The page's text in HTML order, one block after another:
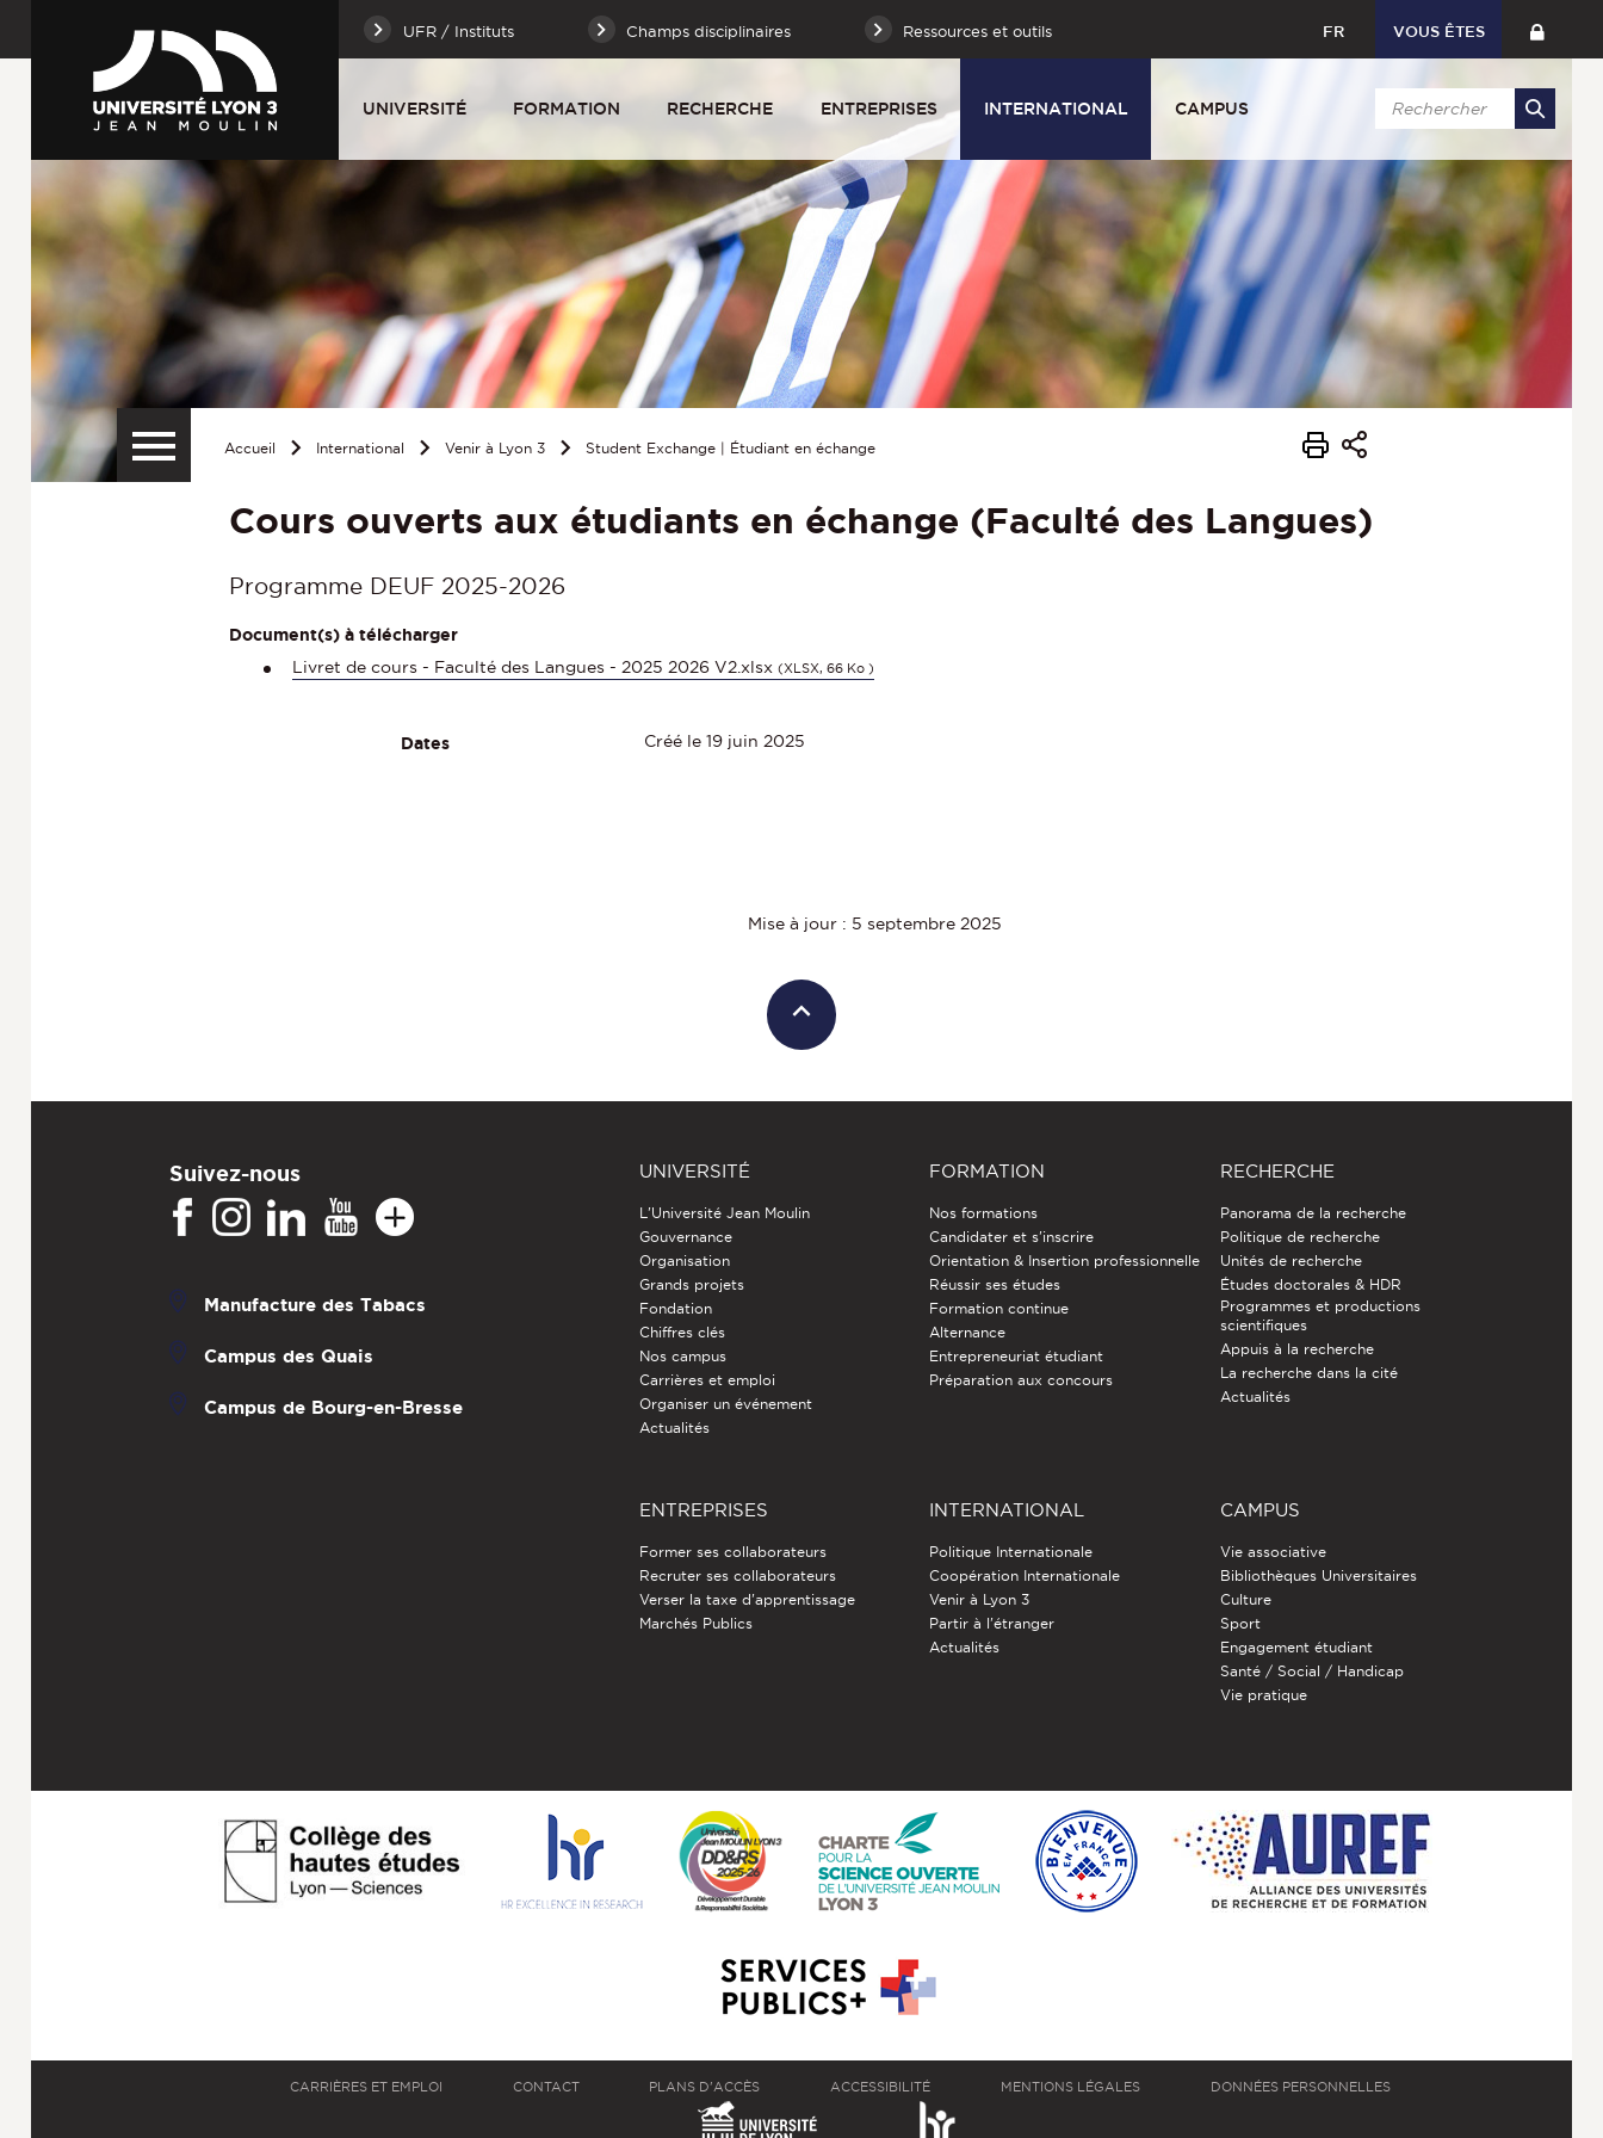
UFR / Instituts Champs disciplinaires Ressources et outils FR VOUS ÊTES
UNIVERSITÉ FORMATION RECHERCHE ENTREPRISES INTERNATIONAL CAMPUS
Accueil International Venir à Lyon 3 Student Exchange | Étudiant en échange
Cours ouverts aux étudiants en échange (Faculté des Langues)
Programme DEUF 2025-2026
Document(s) à télécharger
Livret de cours - Faculté des Langues - 2025 2026 V2.xlsx (XLSX, 66 Ko )
Dates Créé le 19 juin 2025
Mise à jour : 5 septembre 2025
Suivez-nous
Manufacture des Tabacs
Campus des Quais
Campus de Bourg-en-Bresse
UNIVERSITÉ
L'Université Jean Moulin
Gouvernance
Organisation
Grands projets
Fondation
Chiffres clés
Nos campus
Carrières et emploi
Organiser un événement
Actualités
FORMATION
Nos formations
Candidater et s'inscrire
Orientation & Insertion professionnelle
Réussir ses études
Formation continue
Alternance
Entrepreneuriat étudiant
Préparation aux concours
RECHERCHE
Panorama de la recherche
Politique de recherche
Unités de recherche
Études doctorales & HDR
Programmes et productions
scientifiques
Appuis à la recherche
La recherche dans la cité
Actualités
ENTREPRISES
Former ses collaborateurs
Recruter ses collaborateurs
Verser la taxe d'apprentissage
Marchés Publics
INTERNATIONAL
Politique Internationale
Coopération Internationale
Venir à Lyon 3
Partir à l'étranger
Actualités
CAMPUS
Vie associative
Bibliothèques Universitaires
Culture
Sport
Engagement étudiant
Santé / Social / Handicap
Vie pratique
CARRIÈRES ET EMPLOI CONTACT PLANS D'ACCÈS ACCESSIBILITÉ MENTIONS LÉGALES DONNÉES PERSONNELLES